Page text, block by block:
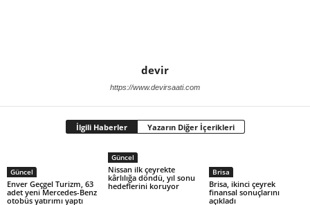
devir
https://www.devirsaati.com
İlgili Haberler Yazarın Diğer İçerikleri
Güncel
Enver Geçgel Turizm, 63
adet yeni Mercedes-Benz
otobüs yatırımı yaptı
Güncel
Nissan ilk çeyrekte
kârlılığa döndü, yıl sonu
hedeflerini koruyor
Brisa
Brisa, ikinci çeyrek
finansal sonuçlarını
açıkladı